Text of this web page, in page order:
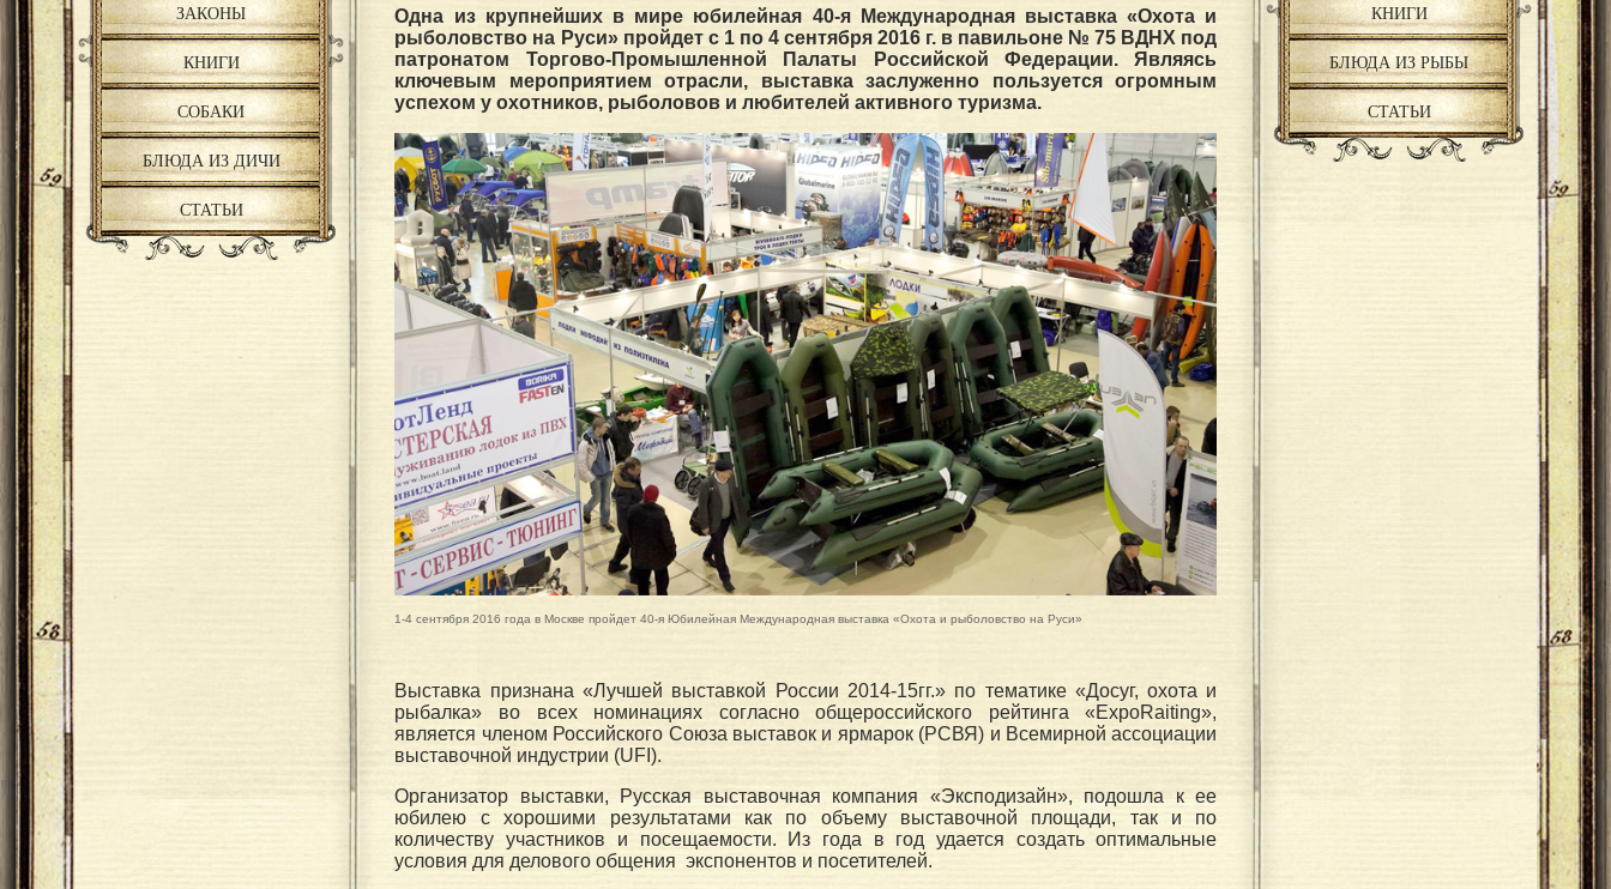
ЗАКОНЫ
КНИГИ
СОБАКИ
БЛЮДА ИЗ ДИЧИ
СТАТЬИ
Одна из крупнейших в мире юбилейная 40-я Международная выставка «Охота и
рыболовство на Руси» пройдет с 1 по 4 сентября 2016 г. в павильоне № 75 ВДНХ под
патронатом Торгово-Промышленной Палаты Российской Федерации. Являясь
ключевым мероприятием отрасли, выставка заслуженно пользуется огромным
успехом у охотников, рыболовов и любителей активного туризма.
1-4 сентября 2016 года в Москве пройдет 40-я Юбилейная Международная выставка «Охота и рыболовство на Руси»
Выставка признана «Лучшей выставкой России 2014-15гг.» по тематике «Досуг, охота и
рыбалка» во всех номинациях согласно общероссийского рейтинга «ExpoRaiting»,
является членом Российского Союза выставок и ярмарок (РСВЯ) и Всемирной ассоциации
выставочной индустрии (UFI).
Организатор выставки, Русская выставочная компания «Эксподизайн», подошла к ее
юбилею с хорошими результатами как по объему выставочной площади, так и по
количеству участников и посещаемости. Из года в год удается создать оптимальные
условия для делового общения экспонентов и посетителей.
КНИГИ
БЛЮДА ИЗ РЫБЫ
СТАТЬИ